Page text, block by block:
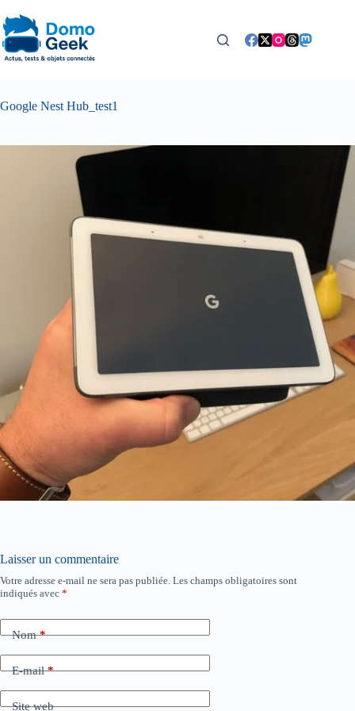
au
contenu
Google Nest Hub_test1
Laisser un commentaire
Votre adresse e-mail ne sera pas publiée. Les champs obligatoires sont
indiqués avec *
Nom*
E-mail*
Site web